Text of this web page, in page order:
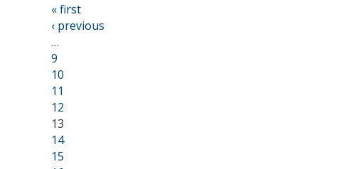
« first
‹ previous
…
9
10
11
12
13
14
15